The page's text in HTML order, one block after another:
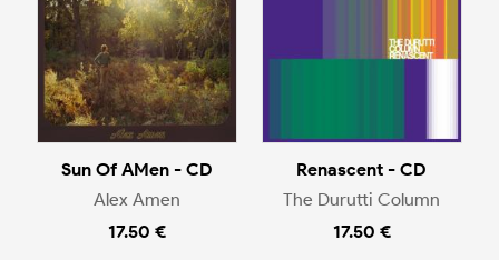
Sun Of AMen - CD
Alex Amen
17.50 €
Renascent - CD
The Durutti Column
17.50 €